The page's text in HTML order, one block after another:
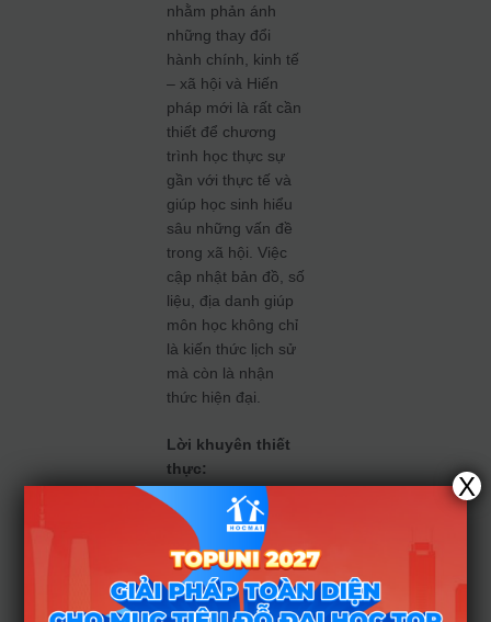
nhằm phản ánh
những thay đổi
hành chính, kinh tế
– xã hội và Hiến
pháp mới là rất cần
thiết để chương
trình học thực sự
gần với thực tế và
giúp học sinh hiểu
sâu những vấn đề
trong xã hội. Việc
cập nhật bản đồ, số
liệu, địa danh giúp
môn học không chỉ
là kiến thức lịch sử
mà còn là nhận
thức hiện đại.
Lời khuyên thiết
thực:
Phụ huynh
nên trao đổi
với giáo viên
để biết môn
nào chương
X